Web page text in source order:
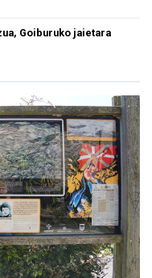
Goiburuko jaietara